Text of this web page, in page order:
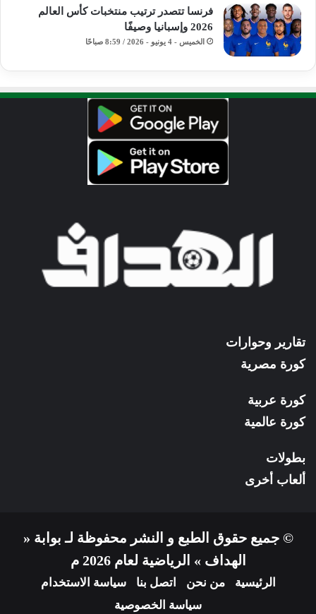
فرنسا تتصدر ترتيب منتخبات كأس العالم
2026 وإسبانيا وصيفًا
الخميس - 4 يونيو - 2026 / 8:59 صباحًا
تقارير وحوارات
كورة مصرية
كورة عربية
كورة عالمية
بطولات
ألعاب أخرى
© جميع حقوق الطبع و النشر محفوظة لـ بوابة «
الهداف » الرياضية لعام 2026 م
الرئيسية من نحن اتصل بنا
سياسة الاستخدام
سياسة الخصوصية